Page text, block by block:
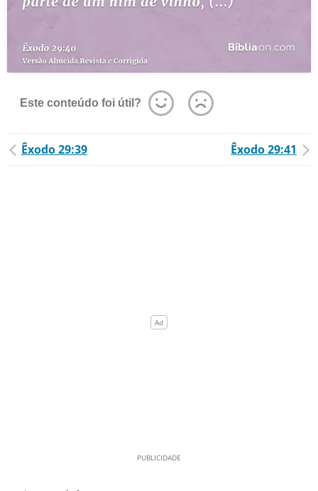
Este conteúdo foi útil?
Êxodo 29:39 Êxodo 29:41